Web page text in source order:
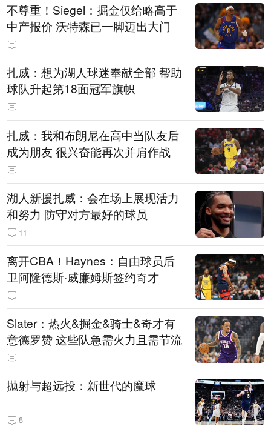
不尊重！Siegel：掘金仅给略高于
中产报价 沃特森已一脚迈出大门
扎威：想为湖人球迷奉献全部 帮助
球队升起第18面冠军旗帜
扎威：我和布朗尼在高中当队友后
成为朋友 很兴奋能再次并肩作战
湖人新援扎威：会在场上展现活力
和努力 防守对方最好的球员
11
离开CBA！Haynes：自由球员后
卫阿隆德斯·威廉姆斯签约奇才
Slater：热火&掘金&骑士&奇才有
意德罗赞 这些队急需火力且需节流
抛射与超远投：新世代的魔球
8